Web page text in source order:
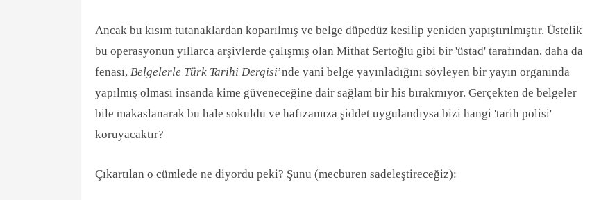
Ancak bu kısım tutanaklardan koparılmış ve belge düpedüz kesilip yeniden yapıştırılmıştır. Üstelik
bu operasyonun yıllarca arşivlerde çalışmış olan Mithat Sertoğlu gibi bir 'üstad' tarafından, daha da
fenası, Belgelerle Türk Tarihi Dergisi’nde yani belge yayınladığını söyleyen bir yayın organında
yapılmış olması insanda kime güveneceğine dair sağlam bir his bırakmıyor. Gerçekten de belgeler
bile makaslanarak bu hale sokuldu ve hafızamıza şiddet uygulandıysa bizi hangi 'tarih polisi'
koruyacaktır?
Çıkartılan o cümlede ne diyordu peki? Şunu (mecburen sadeleştireceğiz):